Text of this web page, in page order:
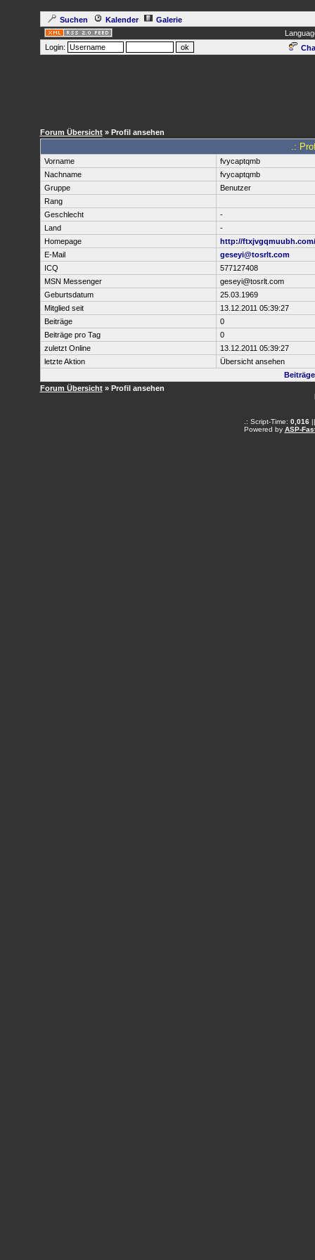
Suchen Kalender
Galerie
Login:
Forum Übersicht» Profil ansehen
.:
Vorname
fvycaptqmb
Nachname
fvycaptqmb
Gruppe
Benutzer
Rang
Geschlecht
-
Land
-
Homepage
http://ftxjvgqmuubh.com/
E-Mail
geseyi@tosrlt.com
ICQ
577127408
MSN Messenger
geseyi@tosrlt.com
Geburtsdatum
25.03.1969
Mitglied seit
13.12.2011 05:39:27
Beiträge
0
Beiträge pro Tag
0
zuletzt Online
13.12.2011 05:39:27
letzte Aktion
Übersicht ansehen
Forum Übersicht» Profil ansehen
.: Script-Time: 0,016||
Powered by ASP-